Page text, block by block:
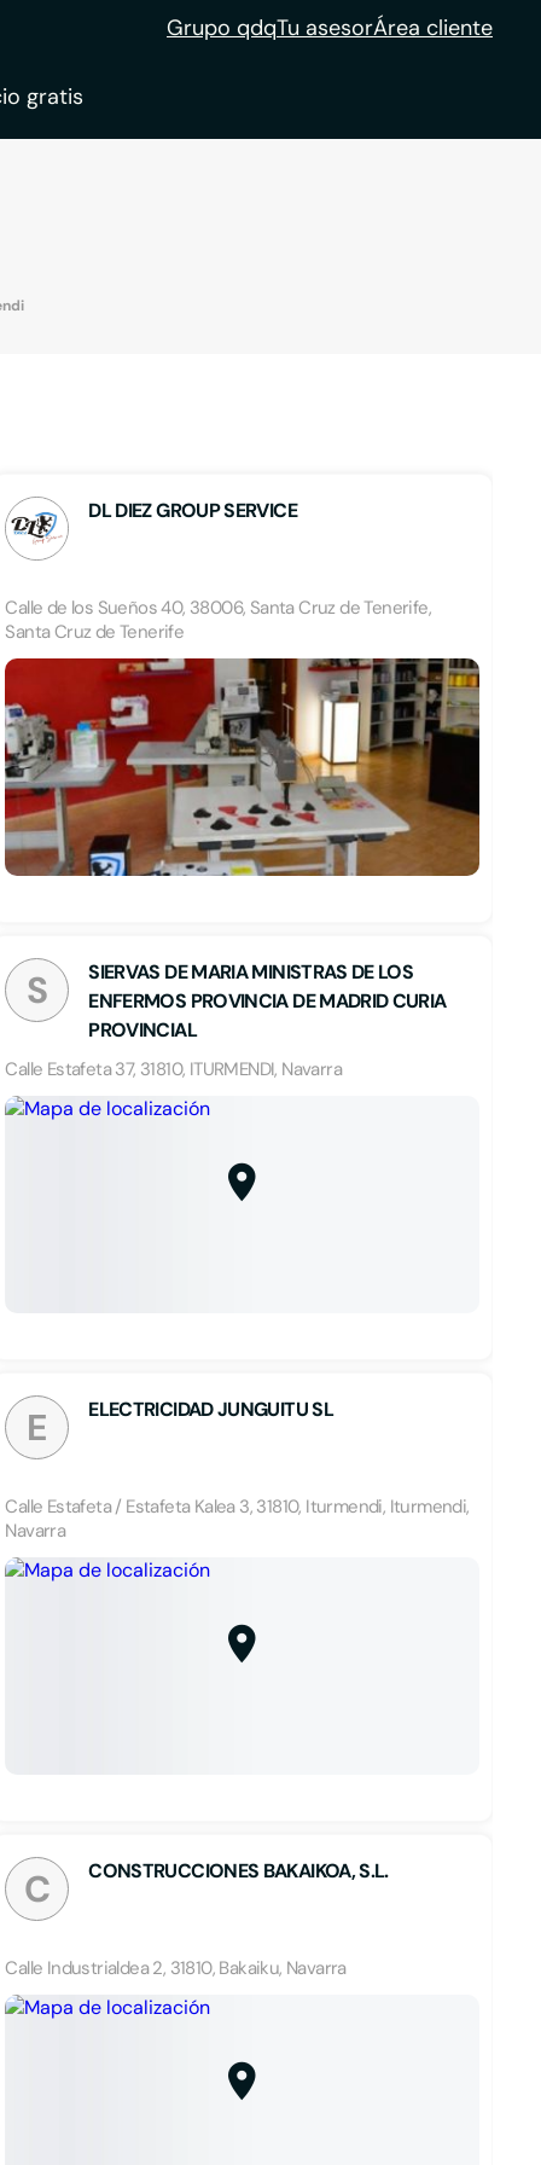
Grupo qdqTu asesorÁrea cliente
gratis
DL DIEZ GROUP SERVICE
Calle de los Sueños 40, 38006, Santa Cruz de Tenerife,
Santa Cruz de Tenerife
S
SIERVAS DE MARIA MINISTRAS DE LOS
ENFERMOS PROVINCIA DE MADRID CURIA
PROVINCIAL
Calle Estafeta 37, 31810, ITURMENDI, Navarra
E ELECTRICIDAD JUNGUITU SL
Calle Estafeta / Estafeta Kalea 3, 31810, Iturmendi, Iturmendi,
Navarra
C CONSTRUCCIONES BAKAIKOA, S.L.
Calle Industrialdea 2, 31810, Bakaiku, Navarra